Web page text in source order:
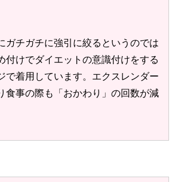
ガチガチに強引に絞るというのでは
付けでダイエットの意識付けをする
で着用しています。エクスレンダー
食事の際も「おかわり」の回数が減